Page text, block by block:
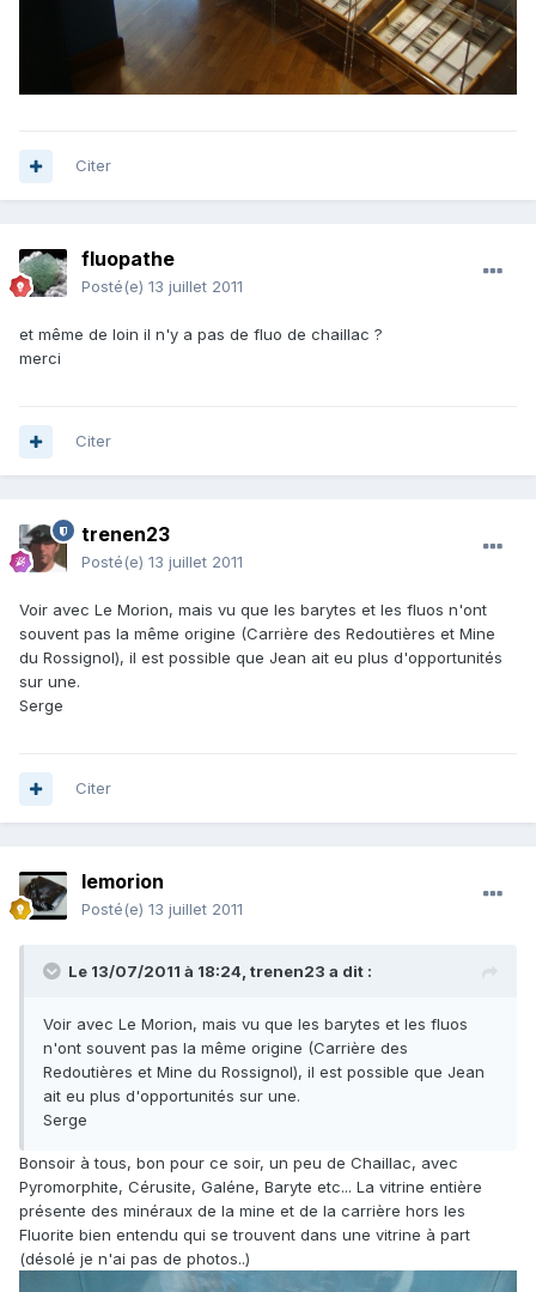
Citer
fluopathe
Posté(e) 13 juillet 2011
et même de loin il n'y a pas de fluo de chaillac ?
merci
Citer
trenen23
Posté(e) 13 juillet 2011
Voir avec Le Morion, mais vu que les barytes et les fluos n'ont
souvent pas la même origine (Carrière des Redoutières et Mine
du Rossignol), il est possible que Jean ait eu plus d'opportunités
sur une.
Serge
Citer
lemorion
Posté(e) 13 juillet 2011
Le 13/07/2011 à 18:24, trenen23 a dit :
Voir avec Le Morion, mais vu que les barytes et les fluos
n'ont souvent pas la même origine (Carrière des
Redoutières et Mine du Rossignol), il est possible que Jean
ait eu plus d'opportunités sur une.
Serge
Bonsoir à tous, bon pour ce soir, un peu de Chaillac, avec
Pyromorphite, Cérusite, Galéne, Baryte etc... La vitrine entière
présente des minéraux de la mine et de la carrière hors les
Fluorite bien entendu qui se trouvent dans une vitrine à part
(désolé je n'ai pas de photos..)